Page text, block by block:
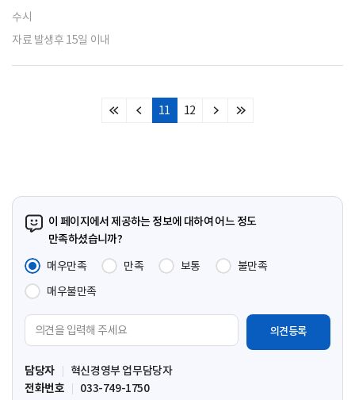
수시
자료 발생후 15일 이내
처
이
11 12
다
마
이 페이지에서 제공하는 정보에 대하여 어느 정도
만족하셨습니까?
매우만족
만족 보통
불만족
매우불만족
견
입
력
담당자
혁신경영부 업무담당자
전화번호
033-749-1750